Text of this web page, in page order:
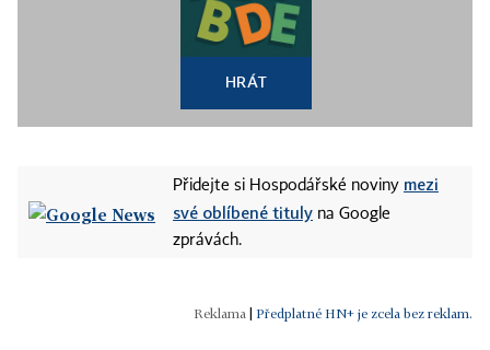
HRÁT
Přidejte si Hospodářské noviny mezi
své oblíbené tituly na Google
zprávách.
Předplatné HN+ je zcela bez reklam.